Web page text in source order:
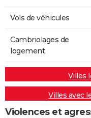
Vols de véhicules
Cambriolages de
logement
Villes
Villes avec
Violences et